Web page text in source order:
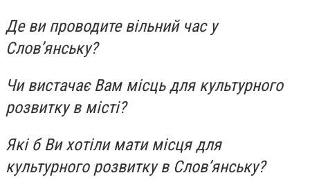
Де ви проводите вільний час у
Слов’янську?
Чи вистачає Вам місць для культурного
розвитку в місті?
Які б Ви хотіли мати місця для
культурного розвитку в Слов’янську?